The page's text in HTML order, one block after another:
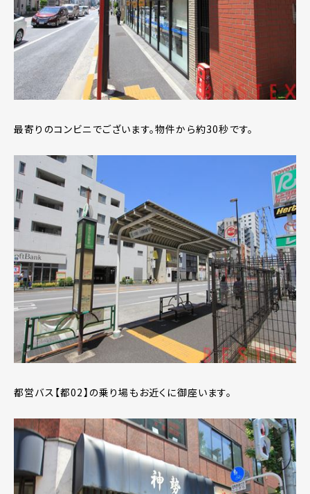
最寄りのコンビニでございます。物件から約30秒です。
都営バス【都02】の乗り場もお近くに御座います。